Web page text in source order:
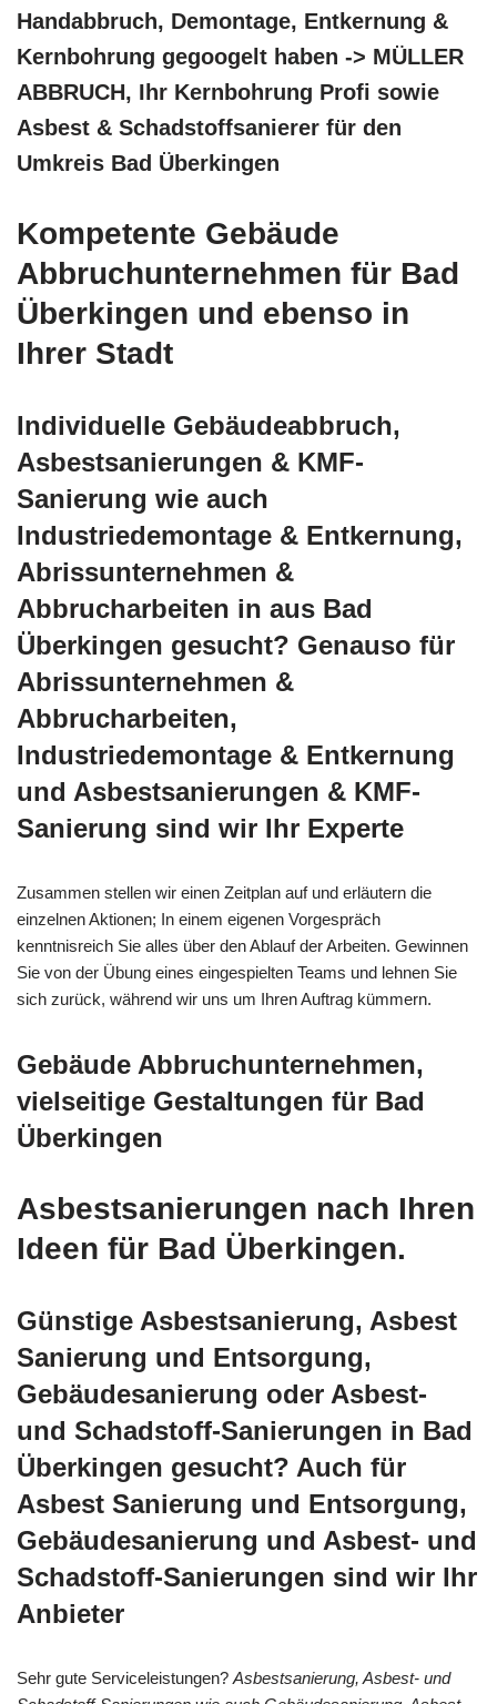
Handabbruch, Demontage, Entkernung &
Kernbohrung gegoogelt haben -> MÜLLER
ABBRUCH, Ihr Kernbohrung Profi sowie
Asbest & Schadstoffsanierer für den
Umkreis Bad Überkingen
Kompetente Gebäude
Abbruchunternehmen für Bad
Überkingen und ebenso in
Ihrer Stadt
Individuelle Gebäudeabbruch,
Asbestsanierungen & KMF-
Sanierung wie auch
Industriedemontage & Entkernung,
Abrissunternehmen &
Abbrucharbeiten in aus Bad
Überkingen gesucht? Genauso für
Abrissunternehmen &
Abbrucharbeiten,
Industriedemontage & Entkernung
und Asbestsanierungen & KMF-
Sanierung sind wir Ihr Experte
Zusammen stellen wir einen Zeitplan auf und erläutern die
einzelnen Aktionen; In einem eigenen Vorgespräch
kenntnisreich Sie alles über den Ablauf der Arbeiten. Gewinnen
Sie von der Übung eines eingespielten Teams und lehnen Sie
sich zurück, während wir uns um Ihren Auftrag kümmern.
Gebäude Abbruchunternehmen,
vielseitige Gestaltungen für Bad
Überkingen
Asbestsanierungen nach Ihren
Ideen für Bad Überkingen.
Günstige Asbestsanierung, Asbest
Sanierung und Entsorgung,
Gebäudesanierung oder Asbest-
und Schadstoff-Sanierungen in Bad
Überkingen gesucht? Auch für
Asbest Sanierung und Entsorgung,
Gebäudesanierung und Asbest- und
Schadstoff-Sanierungen sind wir Ihr
Anbieter
Sehr gute Serviceleistungen? Asbestsanierung, Asbest- und